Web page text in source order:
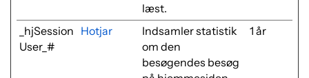
læst.
_hjSession
User_#
Hotjar
Indsamler statistik
om den
besøgendes besøg
1 år